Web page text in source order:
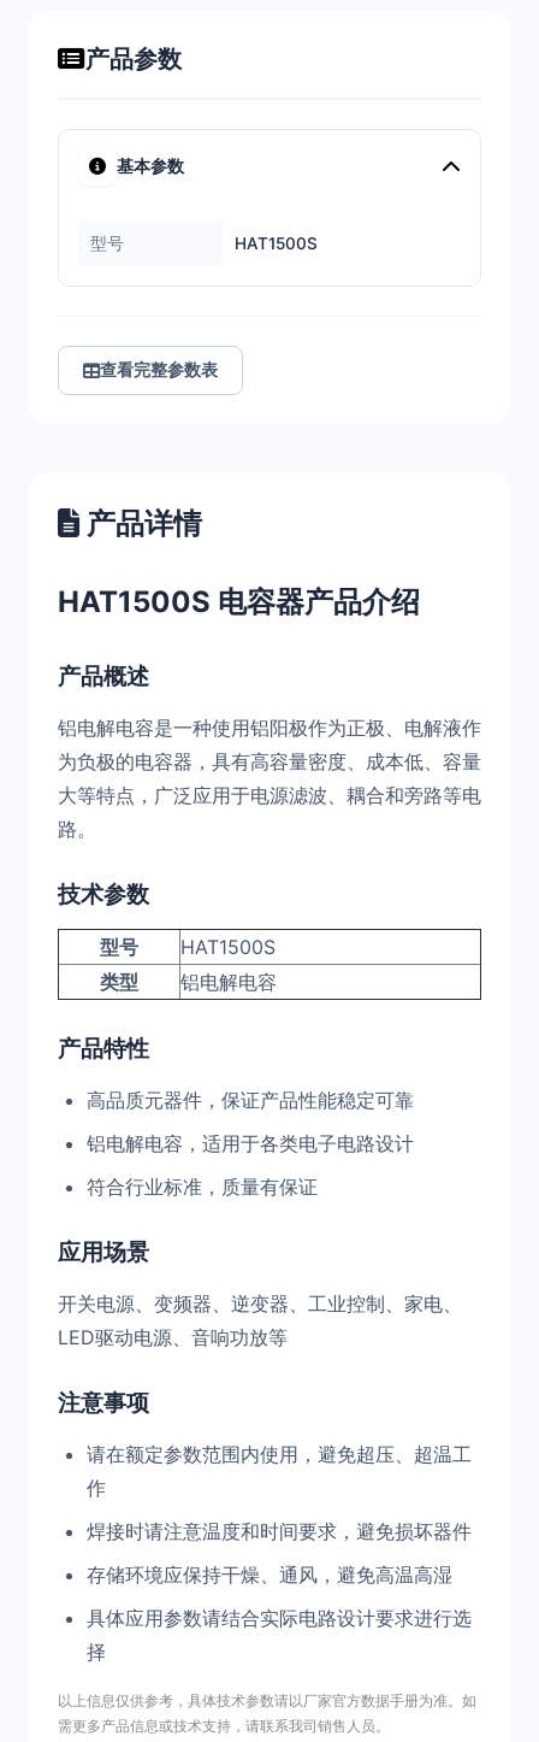
产品参数
基本参数
型号 HAT1500S
查看完整参数表
产品详情
HAT1500S 电容器产品介绍
产品概述
铝电解电容是一种使用铝阳极作为正极、电解液作
为负极的电容器，具有高容量密度、成本低、容量
大等特点，广泛应用于电源滤波、耦合和旁路等电
路。
技术参数
型号
HAT1500S
类型
铝电解电容
产品特性
高品质元器件，保证产品性能稳定可靠
铝电解电容，适用于各类电子电路设计
符合行业标准，质量有保证
应用场景
开关电源、变频器、逆变器、工业控制、家电、
LED驱动电源、音响功放等
注意事项
请在额定参数范围内使用，避免超压、超温工
作
焊接时请注意温度和时间要求，避免损坏器件
存储环境应保持干燥、通风，避免高温高湿
具体应用参数请结合实际电路设计要求进行选
择
以上信息仅供参考，具体技术参数请以厂家官方数据手册为准。如
需更多产品信息或技术支持，请联系我司销售人员。